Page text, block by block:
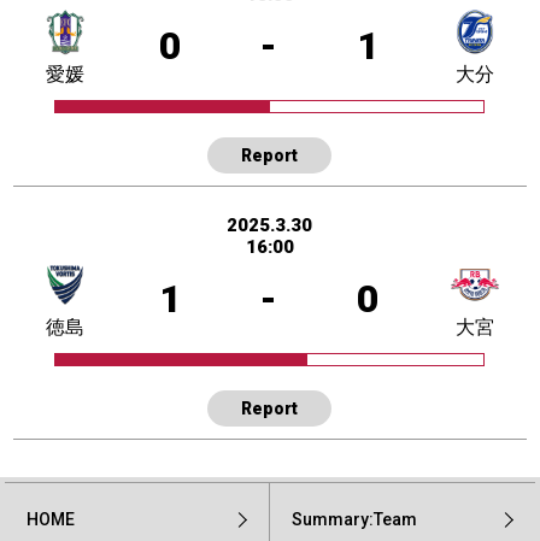
0 - 1
愛媛 大分
Report
2025.3.30
16:00
1 - 0
徳島 大宮
Report
HOME Summary:Team